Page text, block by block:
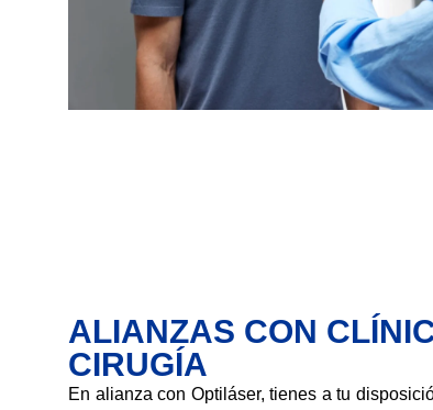
ALIANZAS CON
CIRUGÍA
En alianza con Optiláser, tienes a tu